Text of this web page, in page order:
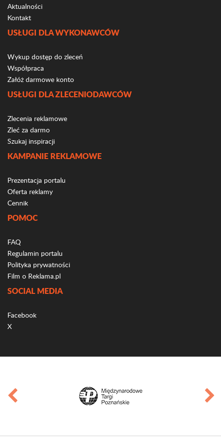
Aktualności
Kontakt
USŁUGI DLA WYKONAWCÓW
Wykup dostęp do zleceń
Współpraca
Załóż darmowe konto
USŁUGI DLA ZLECENIODAWCÓW
Zlecenia reklamowe
Zleć za darmo
Szukaj inspiracji
KAMPANIE REKLAMOWE
Prezentacja portalu
Oferta reklamy
Cennik
POMOC
FAQ
Regulamin portalu
Polityka prywatności
Film o Reklama.pl
SOCIAL MEDIA
Facebook
X